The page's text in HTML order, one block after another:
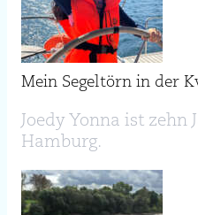
Mein Segeltörn in der
Joedy Yonna ist zehn
Hamburg.